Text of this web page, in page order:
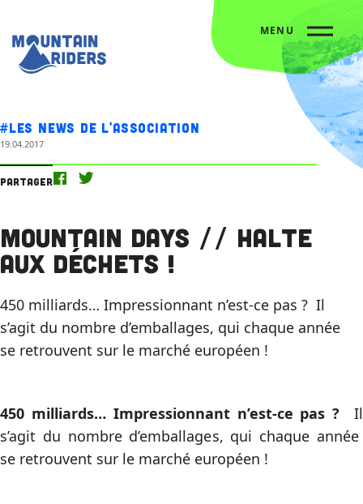
MENU
#Les news de l'association
19.04.2017
Partager
Mountain Days // Halte
aux déchets !
450 milliards… Impressionnant n’est-ce pas ? Il
s’agit du nombre d’emballages, qui chaque année
se retrouvent sur le marché européen !
450 milliards… Impressionnant n’est-ce pas ?
Il
s’agit du nombre d’emballages, qui chaque année
se retrouvent sur le marché européen !